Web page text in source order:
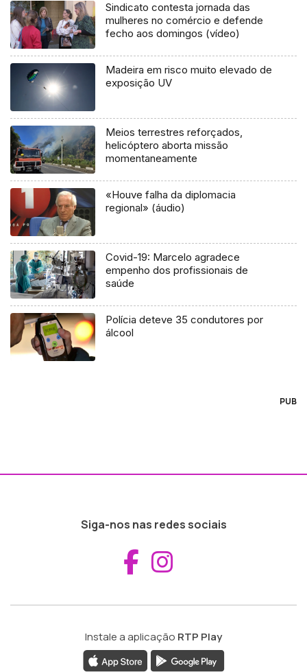
Sindicato contesta jornada das
mulheres no comércio e defende
fecho aos domingos (vídeo)
Madeira em risco muito elevado de
exposição UV
Meios terrestres reforçados,
helicóptero aborta missão
momentaneamente
«Houve falha da diplomacia
regional» (áudio)
Covid-19: Marcelo agradece
empenho dos profissionais de
saúde
Polícia deteve 35 condutores por
álcool
PUB
Siga-nos nas redes sociais
Aceder ao
Instale a aplicação RTP Play